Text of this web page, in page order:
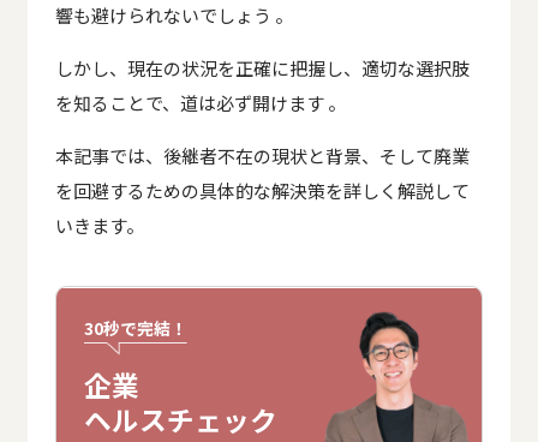
響も避けられないでしょう 。
しかし、現在の状況を正確に把握し、適切な選択肢
を知ることで、道は必ず開けます 。
本記事では、後継者不在の現状と背景、そして廃業
を回避するための具体的な解決策を詳しく解説して
いきます。
30秒で完結！
企業
ヘルスチェック